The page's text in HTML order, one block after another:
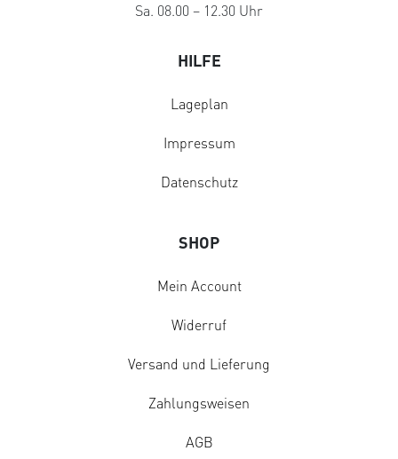
Sa. 08.00 – 12.30 Uhr
HILFE
Lageplan
Impressum
Datenschutz
SHOP
Mein Account
Widerruf
Versand und Lieferung
Zahlungsweisen
AGB